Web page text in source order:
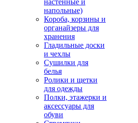
настенные и
напольные)
Короба, корзины и
органайзеры для
хранения
Гладильные доски
и чехлы
Сушилки для
белья
Ролики и щетки
для одежды
Полки, этажерки и
аксессуары для
обуви